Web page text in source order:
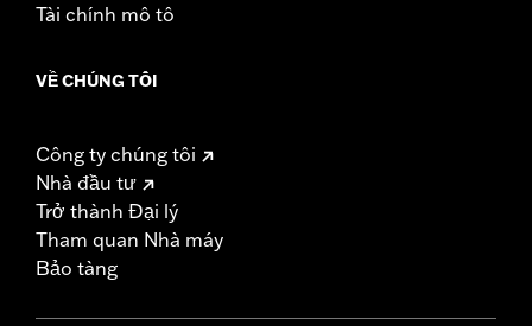
Tài chính mô tô
VỀ CHÚNG TÔI
Công ty chúng tôi
Nhà đầu tư
Trở thành Đại lý
Tham quan Nhà máy
Bảo tàng